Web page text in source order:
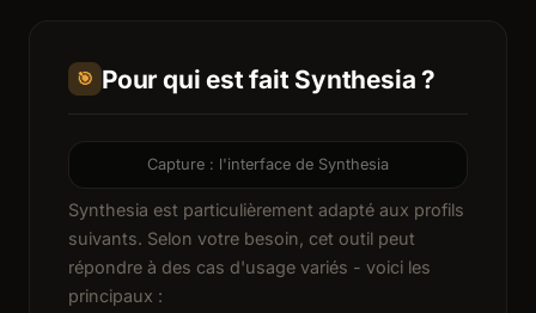
🎯 Pour qui est fait Synthesia ?
Capture : l'interface de Synthesia
Synthesia est particulièrement adapté aux profils
suivants. Selon votre besoin, cet outil peut
répondre à des cas d'usage variés - voici les
principaux :